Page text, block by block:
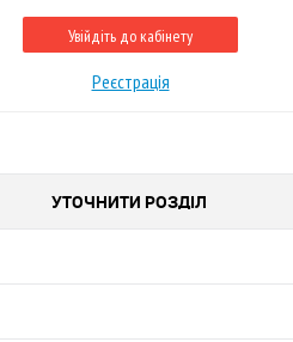
Увійдіть до кабінету
Реєстрація
УТОЧНИТИ РОЗДІЛ